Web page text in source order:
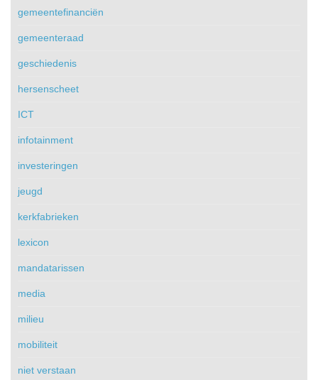
gemeentefinanciën
gemeenteraad
geschiedenis
hersenscheet
ICT
infotainment
investeringen
jeugd
kerkfabrieken
lexicon
mandatarissen
media
milieu
mobiliteit
niet verstaan